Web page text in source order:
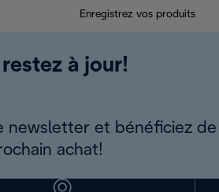
Enregistrez vos produits
à jour!
newsletter et bénéficiez de
achat!